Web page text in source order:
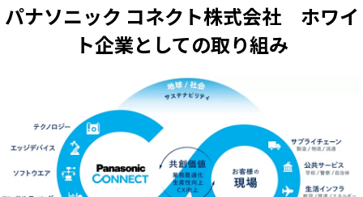
パナソニック コネクト株式会社 ホワイ
ト企業としての取り組み